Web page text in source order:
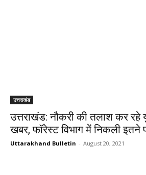
उत्तराखंड
उत्तराखंड: नौकरी की तलाश कर
खबर, फॉरेस्ट विभाग में निकली इतने
Uttarakhand Bulletin - August 20, 2021